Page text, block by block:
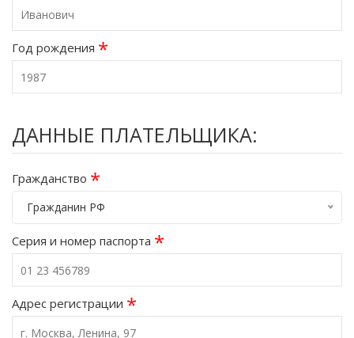
Год рождения *
ДАННЫЕ ПЛАТЕЛЬЩИКА:
Гражданство *
Гражданин РФ
Серия и номер паспорта *
Адрес регистрации *